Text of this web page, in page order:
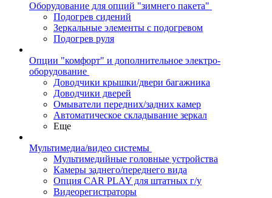
Оборудование для опций "зимнего пакета"
Подогрев сидений
Зеркальные элементы с подогревом
Подогрев руля
Опции "комфорт" и дополнительное электро-
оборудование
Доводчики крышки/двери багажника
Доводчики дверей
Омыватели передних/задних камер
Автоматическое складывание зеркал
Еще
Мультимедиа/видео системы
Мультимедийные головные устройства
Камеры заднего/переднего вида
Опция CAR PLAY для штатных г/у
Видеорегистраторы